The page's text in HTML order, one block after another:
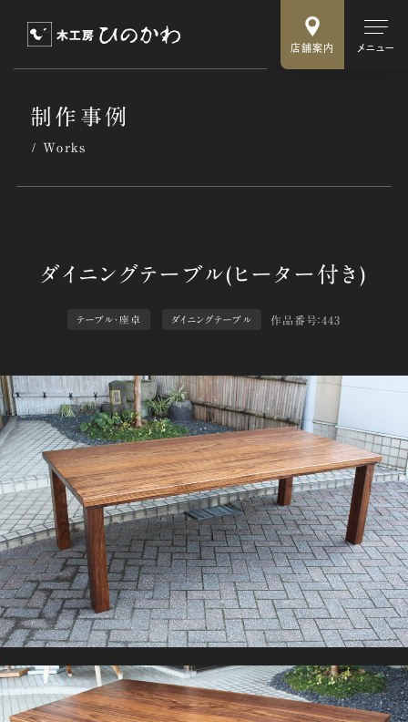
店舗案内 メニュー
制作事例
Works
テーブル・座卓 ダイニングテーブル 作品番号：443